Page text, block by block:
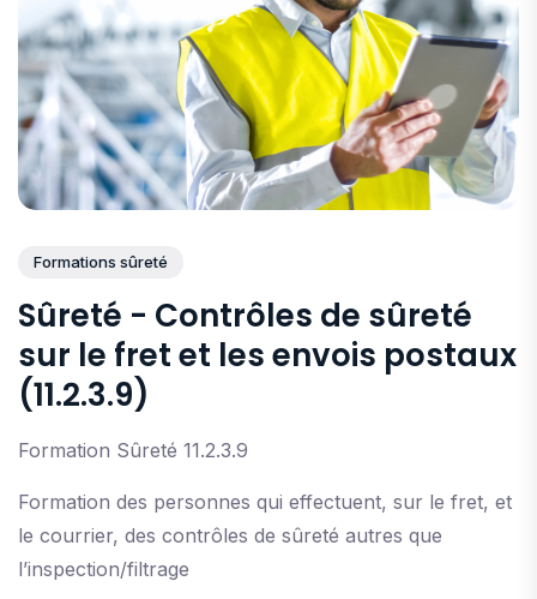
Formations sûreté
Sûreté - Contrôles de sûreté
sur le fret et les envois postaux
(11.2.3.9)
Formation Sûreté 11.2.3.9
Formation des personnes qui effectuent, sur le fret, et
le courrier, des contrôles de sûreté autres que
l’inspection/filtrage